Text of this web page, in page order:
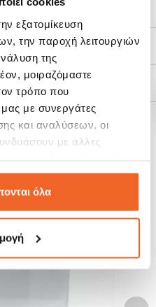
εξατομίκευση
την παροχή λειτουργιών
της
μοιραζόμαστε
τρόπο που
μας με συνεργάτες
και αναλύσεων, οι
με άλλες
από μέρους σας χρήση
όλα
7cm (ύψος).